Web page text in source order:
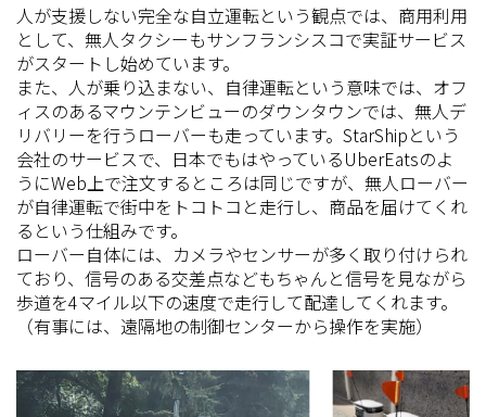
人が支援しない完全な自立運転という観点では、商用利用
として、無人タクシーもサンフランシスコで実証サービス
がスタートし始めています。
また、人が乗り込まない、自律運転という意味では、オフ
ィスのあるマウンテンビューのダウンタウンでは、無人デ
リバリーを行うローバーも走っています。StarShipという
会社のサービスで、日本でもはやっているUberEatsのよ
うにWeb上で注文するところは同じですが、無人ローバー
が自律運転で街中をトコトコと走行し、商品を届けてくれ
るという仕組みです。
ローバー自体には、カメラやセンサーが多く取り付けられ
ており、信号のある交差点などもちゃんと信号を見ながら
歩道を4マイル以下の速度で走行して配達してくれます。
（有事には、遠隔地の制御センターから操作を実施）